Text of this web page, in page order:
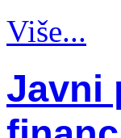
Više...
Javni